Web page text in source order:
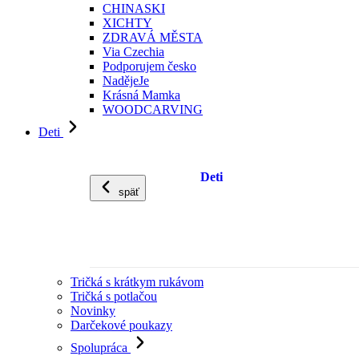
CHINASKI
XICHTY
ZDRAVÁ MĚSTA
Via Czechia
Podporujem česko
NadějeJe
Krásná Mamka
WOODCARVING
Deti
späť
Deti
Tričká s krátkym rukávom
Tričká s potlačou
Novinky
Darčekové poukazy
Spolupráca